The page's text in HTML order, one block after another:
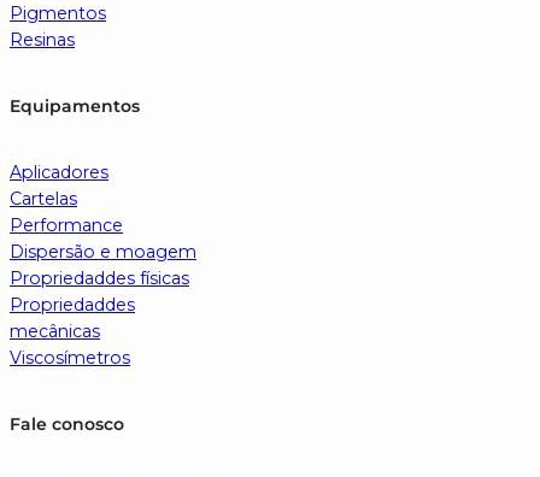
Pigmentos
Resinas
Equipamentos
Aplicadores
Cartelas
Performance
Dispersão e moagem
Propriedaddes físicas
Propriedaddes
mecânicas
Viscosímetros
Fale conosco